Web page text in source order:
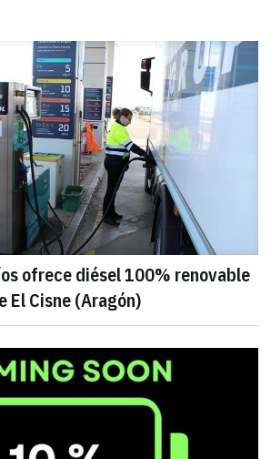
ofrece diésel 100% renovable
El Cisne (Aragón)